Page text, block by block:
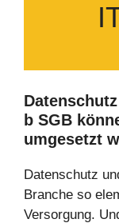
b SGB
umgesetzt
Datenschutz
Branche so
Versorgung.